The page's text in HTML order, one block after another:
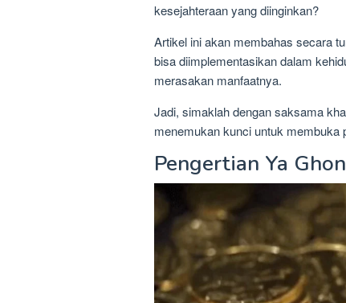
kesejahteraan yang diinginkan?
Artikel ini akan membahas secara
bisa diimplementasikan dalam
merasakan manfaatnya.
Jadi, simaklah dengan saksama
menemukan kunci untuk membuka
Pengertian Ya